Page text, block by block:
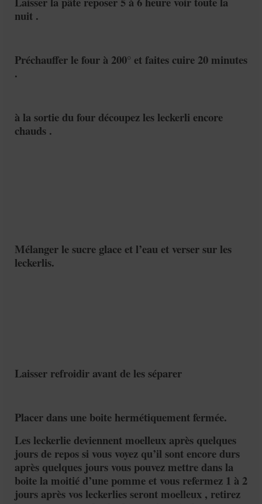
nuit .
Préchauffer le four à 200° et faites cuire 20 minutes
.
à la sortie du four découpez les leckerli encore
chauds .
Mélanger le sucre glace et l’eau et verser sur les
leckerlis.
Laisser refroidir avant de les séparer
Placer dans une boite hermétiquement fermée.
Les leckerlie deviennent moelleux après quelques
jours de repos si vous voyez qu’il sont encore durs
après quelques jours vous pouvez mettre dans la
boite la moitié d’une pomme et vous refermez 1 à 2
jours après vos leckerlies seront moelleux , retirez